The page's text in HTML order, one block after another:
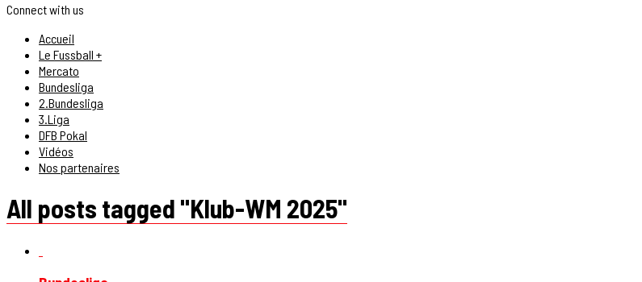
Connect with us
Accueil
Le Fussball +
Mercato
Bundesliga
2.Bundesliga
3.Liga
DFB Pokal
Vidéos
Nos partenaires
All posts tagged "Klub-WM 2025"